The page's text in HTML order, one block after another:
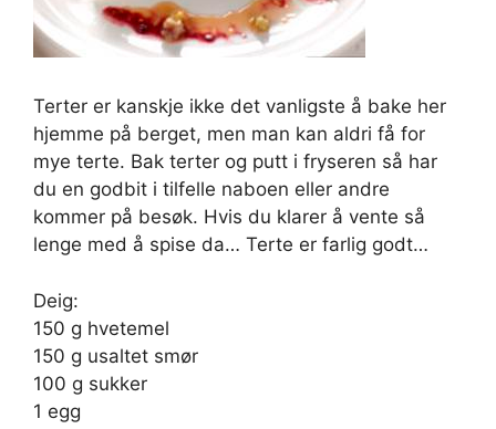
Terter er kanskje ikke det vanligste å bake her
hjemme på berget, men man kan aldri få for
mye terte. Bak terter og putt i fryseren så har
du en godbit i tilfelle naboen eller andre
kommer på besøk. Hvis du klarer å vente så
lenge med å spise da… Terte er farlig godt…
Deig:
150 g hvetemel
150 g usaltet smør
100 g sukker
1 egg